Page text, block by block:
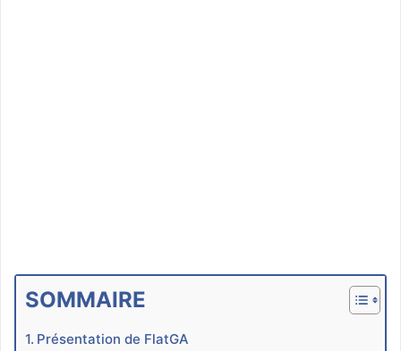
SOMMAIRE
Présentation de FlatGA